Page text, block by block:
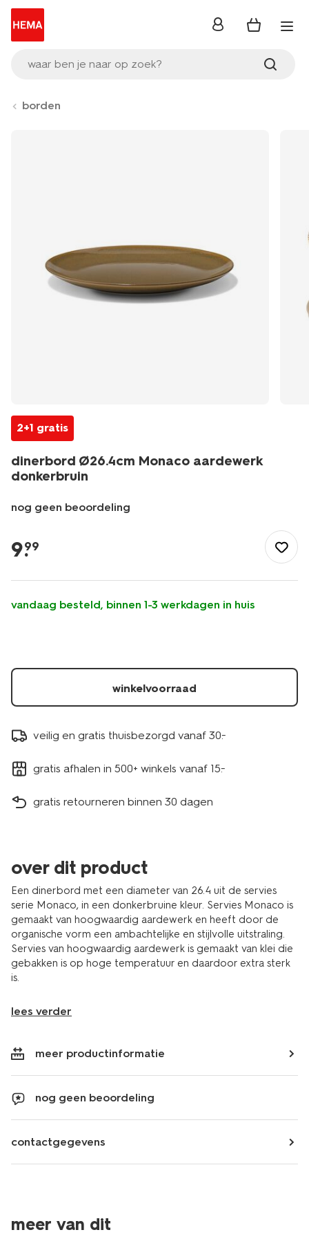
waar ben je naar op zoek?
inloggen
borden
2+1 gratis
dinerbord Ø26.4cm Monaco aardewerk
donkerbruin
nog geen beoordeling
tafelen/servies/borden/dinerbord-
26.4cm-
aardewerk-
donkerbruin-
9650209.html
9.
99
vandaag besteld, binnen 1-3 werkdagen in huis
winkelvoorraad
veilig en gratis thuisbezorgd vanaf 30.-
gratis afhalen in 500+ winkels vanaf 15.-
gratis retourneren binnen 30 dagen
over dit product
Een dinerbord met een diameter van 26.4 uit de servies
serie Monaco, in een donkerbruine kleur. Servies Monaco is
gemaakt van hoogwaardig aardewerk en heeft door de
organische vorm een ambachtelijke en stijlvolle uitstraling.
Servies van hoogwaardig aardewerk is gemaakt van klei die
gebakken is op hoge temperatuur en daardoor extra sterk
is.
lees verder
meer productinformatie
nog geen beoordeling
contactgegevens
meer van dit
2+1 gratis